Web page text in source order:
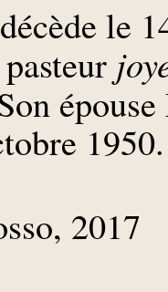
le
1950.
2017